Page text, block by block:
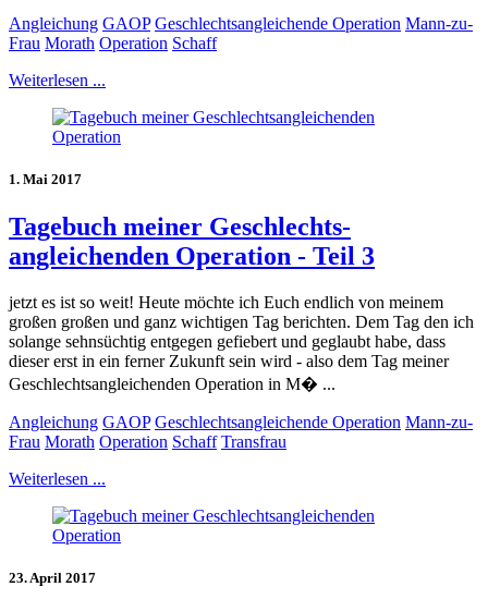
Angleichung GAOP Geschlechtsangleichende Operation Mann-zu-
Frau Morath Operation Schaff
Weiterlesen ...
1. Mai 2017
Tagebuch meiner Geschlechts-
angleichenden Operation - Teil 3
jetzt es ist so weit! Heute möchte ich Euch endlich von meinem
großen großen und ganz wichtigen Tag berichten. Dem Tag den ich
solange sehnsüchtig entgegen gefiebert und geglaubt habe, dass
dieser erst in ein ferner Zukunft sein wird - also dem Tag meiner
Geschlechtsangleichenden Operation in M� ...
Angleichung GAOP Geschlechtsangleichende Operation Mann-zu-
Frau Morath Operation Schaff Transfrau
Weiterlesen ...
23. April 2017